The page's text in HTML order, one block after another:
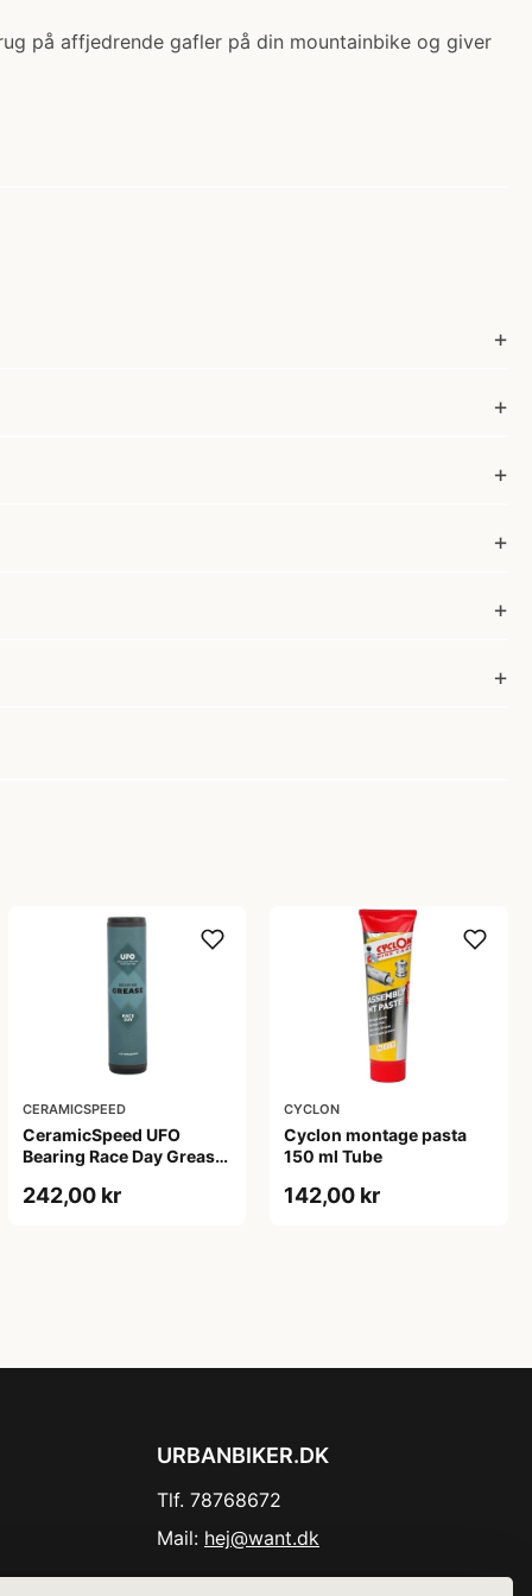
på affjedrende gafler på din mountainbike og giver
CERAMICSPEED
CeramicSpeed UFO
Bearing Race Day Grease
242,00 kr
CYCLON
Cyclon montage pasta
150 ml Tube
142,00 kr
URBANBIKER.DK
Tlf. 78768672
Mail: hej@want.dk